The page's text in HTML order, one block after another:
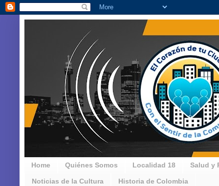
Home Quiénes Somos Localidad 18 Salud y
Noticias de la Cultura Historia de Colombia